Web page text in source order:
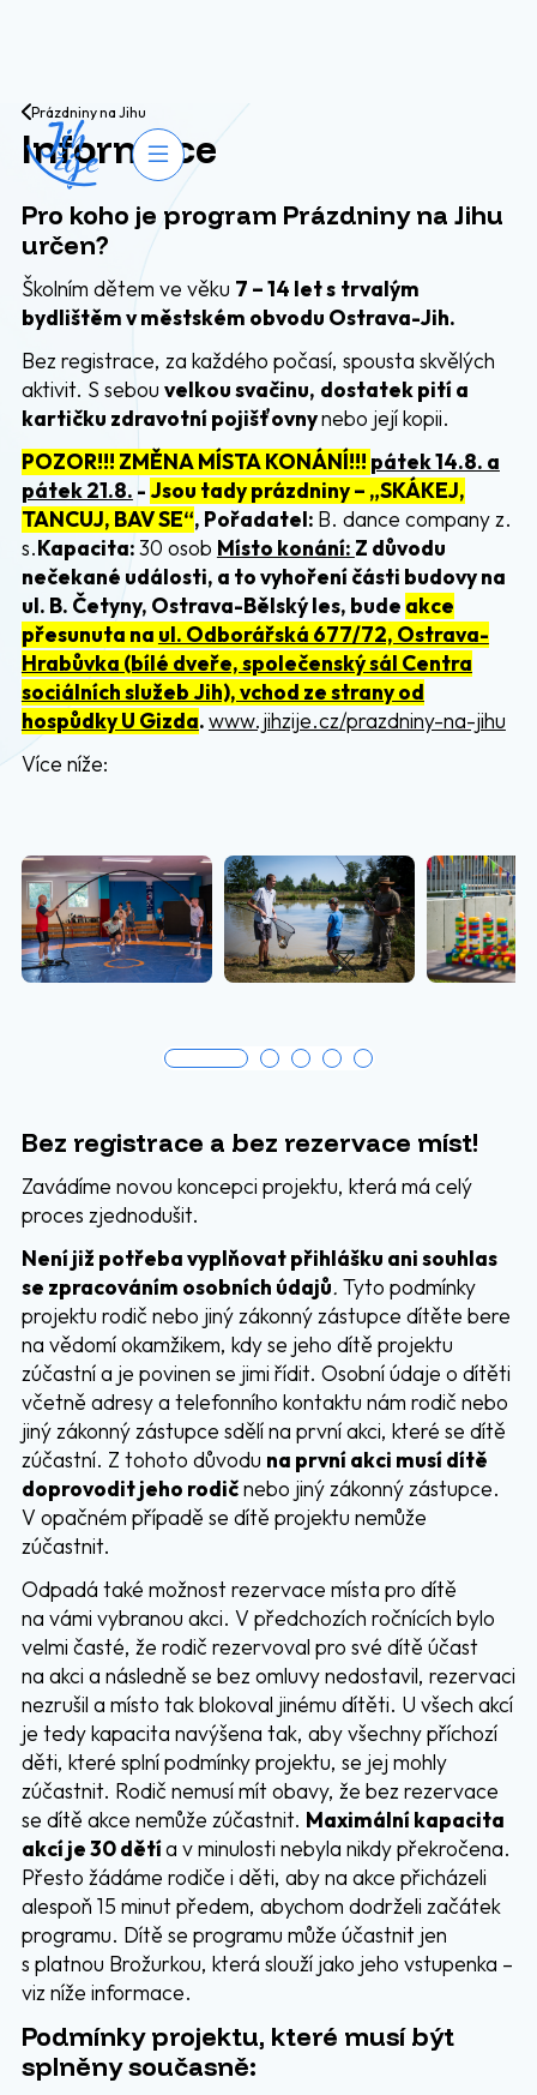
Přejít na obsah
Otevřít navigaci
Prázdniny na Jihu
Informace
Pro koho je program Prázdniny na Jihu
určen?
Školním dětem ve věku 7 – 14 lets trvalým
bydlištěm v městském obvodu Ostrava-Jih.
Bez registrace, za každého počasí, spousta skvělých
aktivit. S sebou velkou svačinu, dostatek pití a
kartičku zdravotní pojišťovnynebo její kopii.
POZOR!!! ZMĚNA MÍSTA KONÁNÍ!!! pátek 14.8. a
pátek 21.8. - Jsou tady prázdniny – „SKÁKEJ,
TANCUJ, BAV SE“, Pořadatel: B. dance company z.
s.Kapacita:30 osob Místo konání: Z důvodu
nečekané události, a to vyhoření části budovy na
ul. B. Četyny, Ostrava-Bělský les, bude akce
přesunuta na ul. Odborářská 677/72, Ostrava-
Hrabůvka (bílé dveře, společenský sál Centra
sociálních služeb Jih), vchod ze strany od
hospůdky U Gizda.www.jihzije.cz/prazdniny-na-jihu
Více níže:
Bez registrace a bez rezervace míst!
Zavádíme novou koncepci projektu, která má celý
proces zjednodušit.
Není již potřeba vyplňovat přihlášku ani souhlas
se zpracováním osobních údajů. Tyto podmínky
projektu rodič nebo jiný zákonný zástupce dítěte bere
na vědomí okamžikem, kdy se jeho dítě projektu
zúčastní a je povinen se jimi řídit. Osobní údaje o dítěti
včetně adresy a telefonního kontaktu nám rodič nebo
jiný zákonný zástupce sdělí na první akci, které se dítě
zúčastní. Z tohoto důvodu na první akci musí dítě
doprovodit jeho rodičnebo jiný zákonný zástupce.
V opačném případě se dítě projektu nemůže
zúčastnit.
Odpadá také možnost rezervace místa pro dítě
na vámi vybranou akci. V předchozích ročnících bylo
velmi časté, že rodič rezervoval pro své dítě účast
na akci a následně se bez omluvy nedostavil, rezervaci
nezrušil a místo tak blokoval jinému dítěti. U všech akcí
je tedy kapacita navýšena tak, aby všechny příchozí
děti, které splní podmínky projektu, se jej mohly
zúčastnit. Rodič nemusí mít obavy, že bez rezervace
se dítě akce nemůže zúčastnit. Maximální kapacita
akcí je 30 dětía v minulosti nebyla nikdy překročena.
Přesto žádáme rodiče i děti, aby na akce přicházeli
alespoň 15 minut předem, abychom dodrželi začátek
programu. Dítě se programu může účastnit jen
s platnou Brožurkou, která slouží jako jeho vstupenka –
viz níže informace.
Podmínky projektu, které musí být
splněny současně: